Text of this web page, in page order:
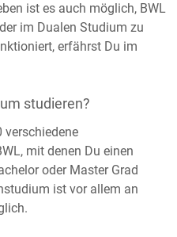
ist es auch möglich, BWL
im Dualen Studium zu
erfährst Du im
studieren?
verschiedene
mit denen Du einen
oder Master Grad
ist vor allem an